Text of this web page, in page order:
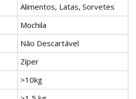
Alimentos, Latas, Sorvetes
Mochila
Não Descartável
Zíper
>10kg